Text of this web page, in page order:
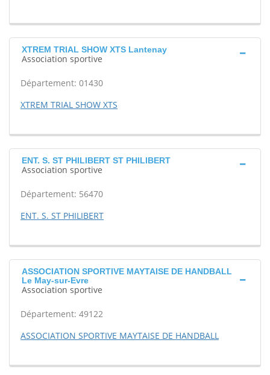
XTREM TRIAL SHOW XTS Lantenay
Association sportive
Département: 01430
XTREM TRIAL SHOW XTS
ENT. S. ST PHILIBERT ST PHILIBERT
Association sportive
Département: 56470
ENT. S. ST PHILIBERT
ASSOCIATION SPORTIVE MAYTAISE DE HANDBALL
Le May-sur-Evre
Association sportive
Département: 49122
ASSOCIATION SPORTIVE MAYTAISE DE HANDBALL